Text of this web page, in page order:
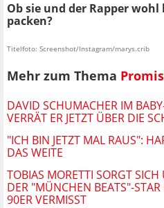
Ob sie und der Rapper
packen?
Titelfoto: Screenshot/Instagram/marys.crib
Mehr zum Thema
DAVID SCHUMACHER IM
VERRÄT ER JETZT ÜBER DIE
"ICH BIN JETZT MAL RAUS":
DAS WEITE
TOBIAS MORETTI SORGT
DER "MÜNCHEN BEATS"-
90ER VERMISST